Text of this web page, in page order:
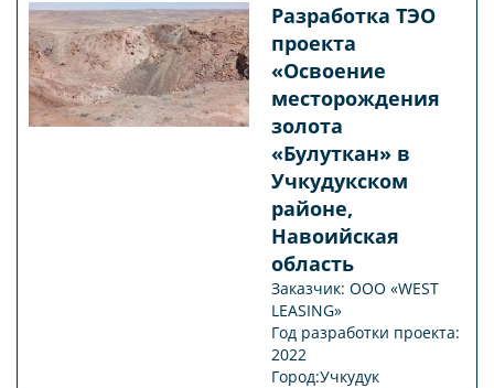
Разработка ТЭО
проекта
«Освоение
месторождения
золота
«Булуткан» в
Учкудукском
районе,
Навоийская
область
Заказчик: ООО «WEST
LEASING»
Год разработки проекта:
2022
Город:Учкудук